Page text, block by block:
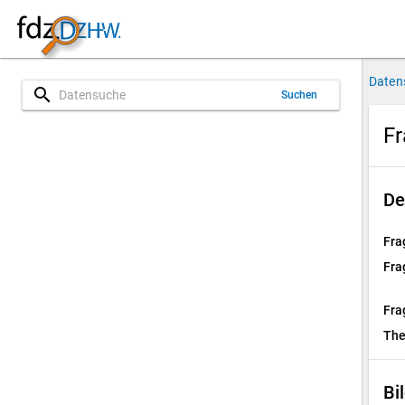
search Suchen